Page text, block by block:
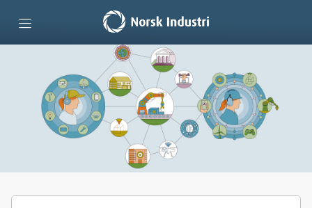
Teknologiutdanninger
Lag kompetansestrategi